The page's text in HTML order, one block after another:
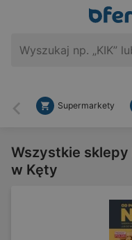
Wstecz
Supermarkety
Wszystkie sklepy
w Kęty